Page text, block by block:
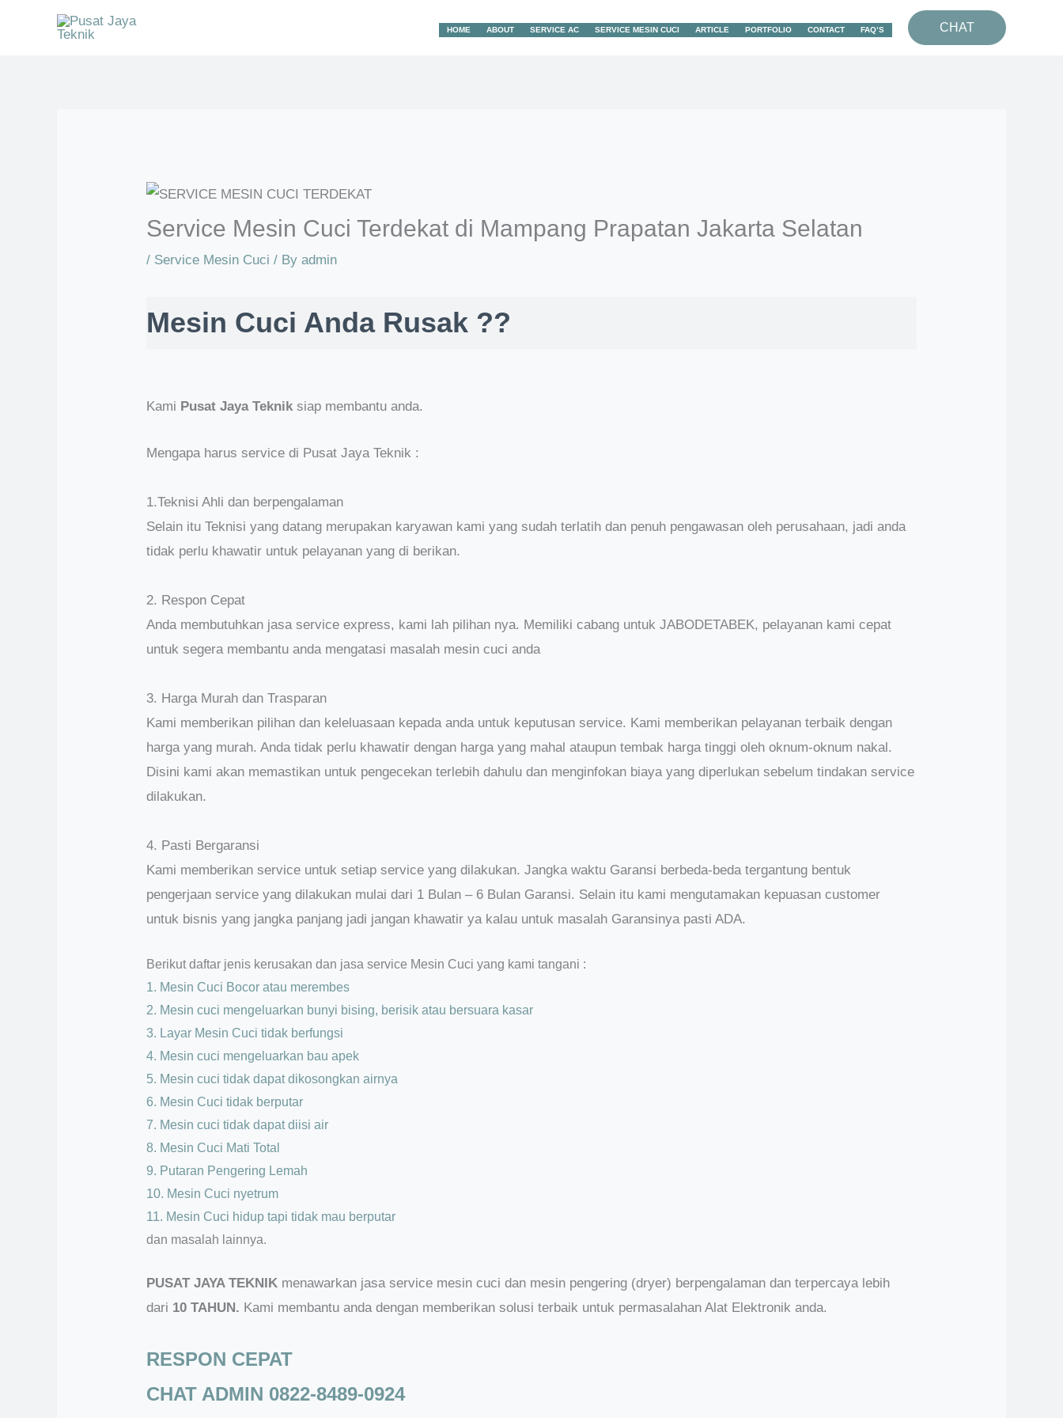
HOME ABOUT SERVICE AC SERVICE MESIN CUCI ARTICLE PORTFOLIO CONTACT FAQ’S CHAT
Service Mesin Cuci Terdekat di Mampang Prapatan Jakarta Selatan
/ Service Mesin Cuci / Byadmin
Mesin Cuci Anda Rusak ??
Kami Pusat Jaya Teknik siap membantu anda.
Mengapa harus service di Pusat Jaya Teknik :
1.Teknisi Ahli dan berpengalaman
Selain itu Teknisi yang datang merupakan karyawan kami yang sudah terlatih dan penuh pengawasan oleh perusahaan, jadi anda
tidak perlu khawatir untuk pelayanan yang di berikan.
2. Respon Cepat
Anda membutuhkan jasa service express, kami lah pilihan nya. Memiliki cabang untuk JABODETABEK, pelayanan kami cepat
untuk segera membantu anda mengatasi masalah mesin cuci anda
3. Harga Murah dan Trasparan
Kami memberikan pilihan dan keleluasaan kepada anda untuk keputusan service. Kami memberikan pelayanan terbaik dengan
harga yang murah. Anda tidak perlu khawatir dengan harga yang mahal ataupun tembak harga tinggi oleh oknum-oknum nakal.
Disini kami akan memastikan untuk pengecekan terlebih dahulu dan menginfokan biaya yang diperlukan sebelum tindakan service
dilakukan.
4. Pasti Bergaransi
Kami memberikan service untuk setiap service yang dilakukan. Jangka waktu Garansi berbeda-beda tergantung bentuk
pengerjaan service yang dilakukan mulai dari 1 Bulan – 6 Bulan Garansi. Selain itu kami mengutamakan kepuasan customer
untuk bisnis yang jangka panjang jadi jangan khawatir ya kalau untuk masalah Garansinya pasti ADA.
Berikut daftar jenis kerusakan dan jasa service Mesin Cuci yang kami tangani :
1. Mesin Cuci Bocor atau merembes
2. Mesin cuci mengeluarkan bunyi bising, berisik atau bersuara kasar
3. Layar Mesin Cuci tidak berfungsi
4. Mesin cuci mengeluarkan bau apek
5. Mesin cuci tidak dapat dikosongkan airnya
6. Mesin Cuci tidak berputar
7. Mesin cuci tidak dapat diisi air
8. Mesin Cuci Mati Total
9. Putaran Pengering Lemah
10. Mesin Cuci nyetrum
11. Mesin Cuci hidup tapi tidak mau berputar
dan masalah lainnya.
PUSAT JAYA TEKNIK menawarkan jasa service mesin cuci dan mesin pengering (dryer) berpengalaman dan terpercaya lebih
dari 10 TAHUN. Kami membantu anda dengan memberikan solusi terbaik untuk permasalahan Alat Elektronik anda.
RESPON CEPAT
CHAT ADMIN 0822-8489-0924